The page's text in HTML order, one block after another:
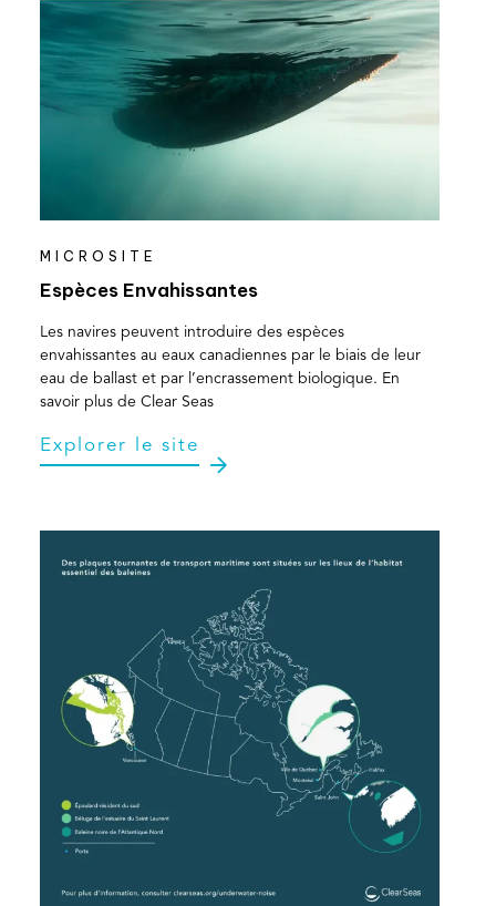
(opens
in
new
tab)
MICROSITE
Espèces Envahissantes
Les navires peuvent introduire des espèces
envahissantes au eaux canadiennes par le biais de leur
eau de ballast et par l’encrassement biologique. En
savoir plus de Clear Seas
Explorer le site
new
tab)